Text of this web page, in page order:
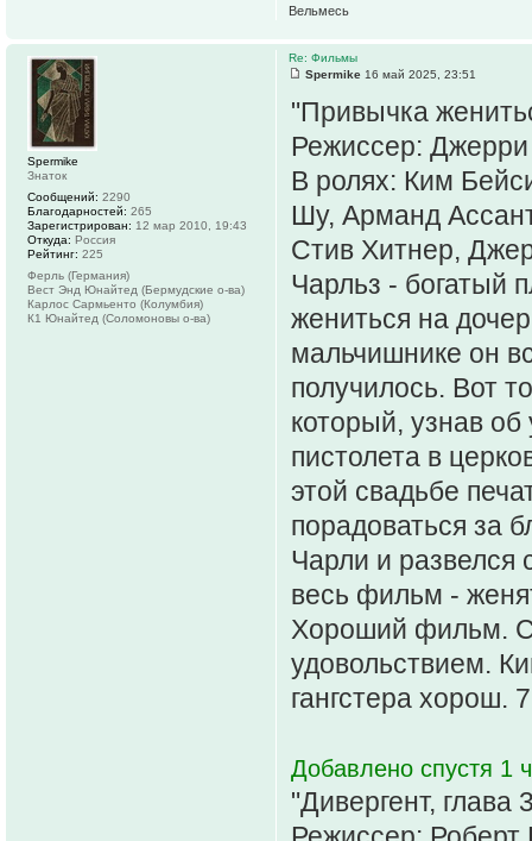
Вельмесь
Re: Фильмы
Spermike 16 май 2025, 23:51
"Привычка
Режиссер:
В ролях: Ким
Шу, Арманд
Стив Хитнер,
Чарльз - богатый
жениться на
мальчишнике он
получилось. Вот
который, узнав об
пистолета в
этой свадьбе
порадоваться за
Чарли и развелся
весь фильм -
Хороший фильм.
удовольствием.
гангстера хорош.
Добавлено спустя 1
"Дивергент,
Spermike
Знаток
Сообщений: 2290
Благодарностей: 265
Зарегистрирован: 12 мар 2010, 19:43
Откуда: Россия
Рейтинг: 225
Ферль (Германия)
Вест Энд Юнайтед (Бермудские о-ва)
Карлос Сармьенто (Колумбия)
К1 Юнайтед (Соломоновы о-ва)